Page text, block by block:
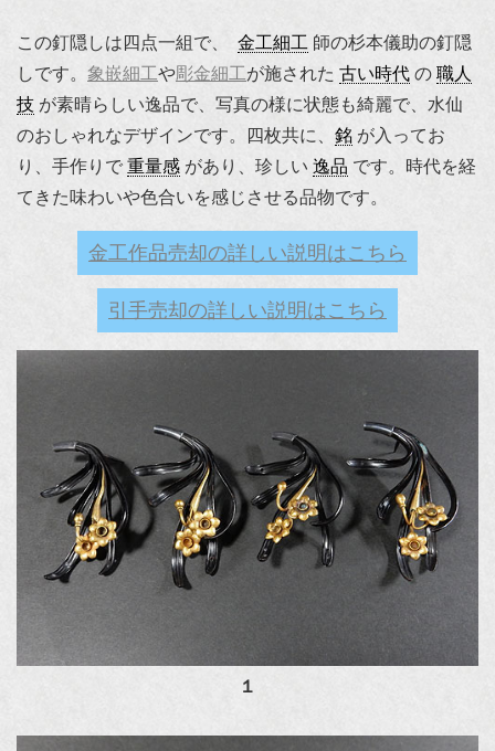
この釘隠しは四点一組で、 金工細工 師の杉本儀助の釘隠
しです。 象嵌細工や彫金細工が施された 古い時代 の 職人
技 が素晴らしい逸品で、写真の様に状態も綺麗で、水仙
のおしゃれなデザインです。四枚共に、 銘 が入ってお
り、手作りで 重量感 があり、珍しい 逸品 です。時代を経
てきた味わいや色合いを感じさせる品物です。
金工作品売却の詳しい説明はこちら
引手売却の詳しい説明はこちら
１